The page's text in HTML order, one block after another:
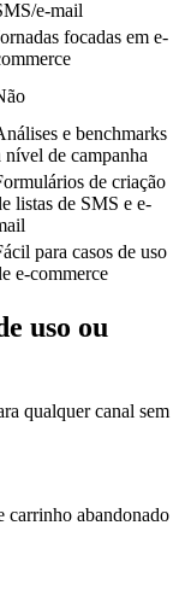
e-mail
focadas em e-
e benchmarks
nível de campanha
de criação
listas de SMS e e-
para casos de uso
e-commerce
uso ou
qualquer canal sem
carrinho abandonado